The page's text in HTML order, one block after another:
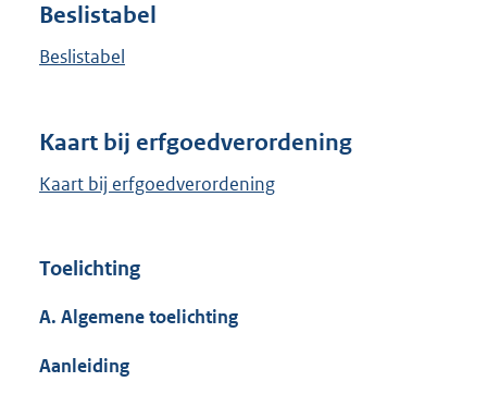
Beslistabel
Beslistabel
Kaart bij erfgoedverordening
Kaart bij erfgoedverordening
Toelichting
A. Algemene toelichting
Aanleiding